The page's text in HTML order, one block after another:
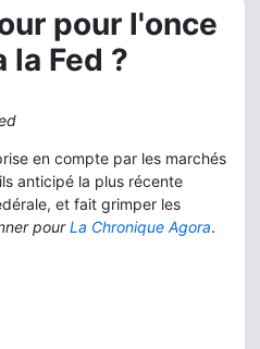
pour l'once
la Fed ?
en compte par les marchés
anticipé la plus récente
et fait grimper les
pourLa Chronique Agora.